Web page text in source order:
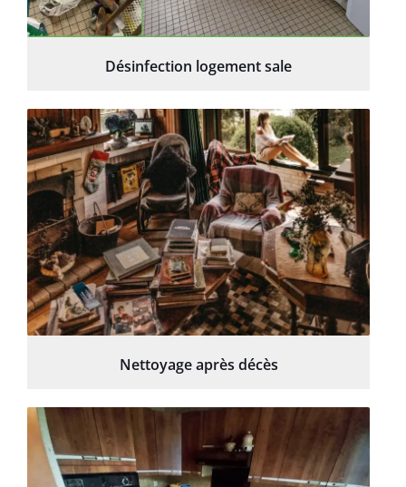
Désinfection logement sale
Nettoyage après décès